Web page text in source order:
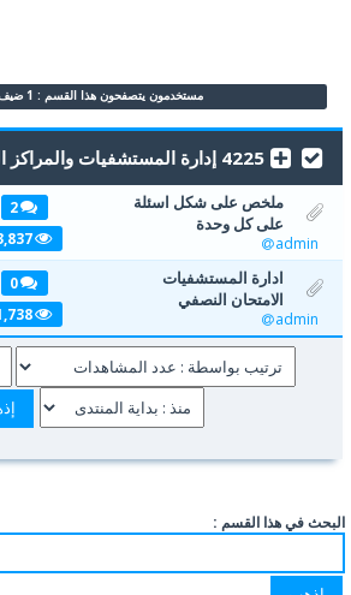
مستخدمون يتصفحون هذا القسم : 1 ضيف/ضيوف
4225 إدارة المستشفيات والمراكز الصحية
ملخص على شكل اسئلة
على كل وحدة
admin
2
3,837
ادارة المستشفيات
الامتحان النصفي
admin
0
1,738
البحث في هذا القسم :